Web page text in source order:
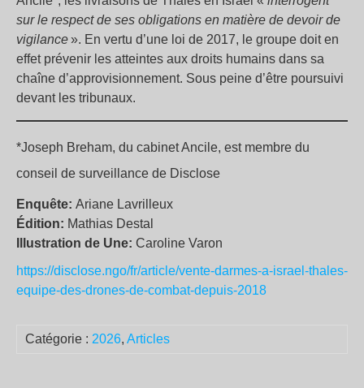
sur le respect de ses obligations en matière de devoir de
vigilance». En vertu d’une loi de 2017, le groupe doit en
effet prévenir les atteintes aux droits humains dans sa
chaîne d’approvisionnement. Sous peine d’être poursuivi
devant les tribunaux.
*Joseph Breham, du cabinet Ancile, est membre du
conseil de surveillance de Disclose
Enquête: Ariane Lavrilleux
Édition: Mathias Destal
Illustration de Une: Caroline Varon
https://disclose.ngo/fr/article/vente-darmes-a-israel-thales-
equipe-des-drones-de-combat-depuis-2018
Catégorie : 2026, Articles